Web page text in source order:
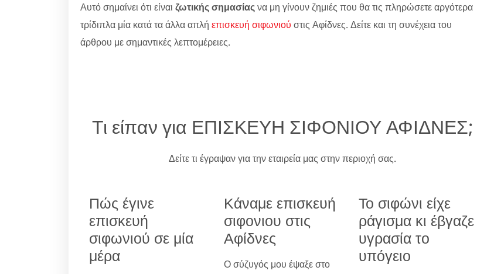
Αυτό σημαίνει ότι είναι ζωτικής σημασίαςνα μη γίνουν ζημιές που θα τις πληρώσετε αργότερα
τρίδιπλα μία κατά τα άλλα απλή επισκευή σιφωνιού στις Αφίδνες. Δείτε και τη συνέχεια του
άρθρου με σημαντικές λεπτομέρειες.
Τι είπαν για ΕΠΙΣΚΕΥΗ ΣΙΦΟΝΙΟΥ ΑΦΙΔΝΕΣ;
Δείτε τι έγραψαν για την εταιρεία μας στην περιοχή σας.
Πώς έγινε
επισκευή
σιφωνιού σε μία
μέρα
Κάναμε επισκευή
σιφονιου στις
Αφίδνες
Ο σύζυγός μου έψαξε στο
Το σιφώνι είχε
ράγισμα κι έβγαζε
υγρασία το
υπόγειο